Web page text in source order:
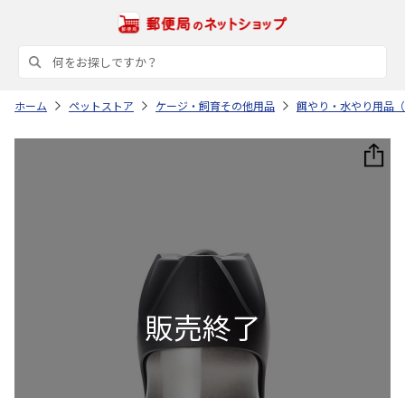
ホーム ペットストア ケージ・飼育その他用品 餌やり・水やり用品